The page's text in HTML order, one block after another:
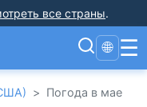
все страны.
🌐 ☰
> Погода в мае